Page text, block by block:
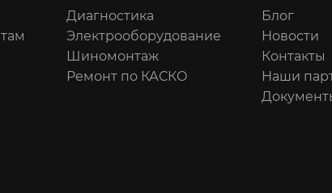
Диагностика
Электрооборудование
Шиномонтаж
Ремонт по КАСКО
Блог
Новости
Контакты
Наши